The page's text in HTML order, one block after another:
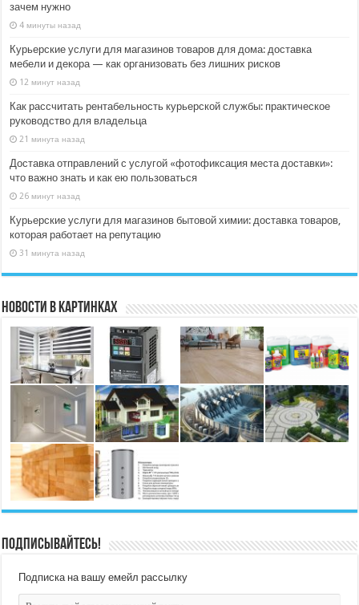
зачем нужно
4 минуты назад
Курьерские услуги для магазинов товаров для дома: доставка
мебели и декора — как организовать без лишних рисков
12 минут назад
Как рассчитать рентабельность курьерской службы: практическое
руководство для владельца
21 минута назад
Доставка отправлений с услугой «фотофиксация места доставки»:
что важно знать и как ею пользоваться
26 минут назад
Курьерские услуги для магазинов бытовой химии: доставка товаров,
которая работает на репутацию
31 минута назад
Новости в картинках
Подписывайтесь!
Подписка на вашу емейл рассылку